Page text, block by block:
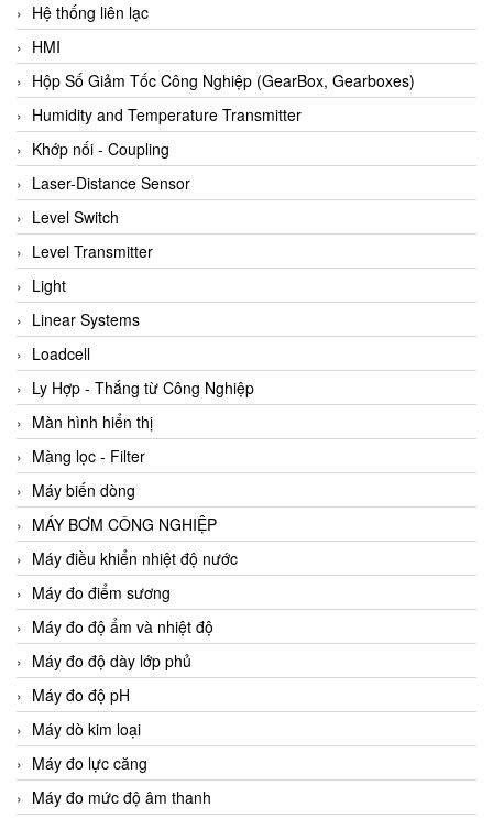
Hệ thống liên lạc
HMI
Hộp Số Giảm Tốc Công Nghiệp (GearBox, Gearboxes)
Humidity and Temperature Transmitter
Khớp nối - Coupling
Laser-Distance Sensor
Level Switch
Level Transmitter
Light
Linear Systems
Loadcell
Ly Hợp - Thắng từ Công Nghiệp
Màn hình hiển thị
Màng lọc - Filter
Máy biến dòng
MÁY BƠM CÔNG NGHIỆP
Máy điều khiển nhiệt độ nước
Máy đo điểm sương
Máy đo độ ẩm và nhiệt độ
Máy đo độ dày lớp phủ
Máy đo độ pH
Máy dò kim loại
Máy đo lực căng
Máy đo mức độ âm thanh